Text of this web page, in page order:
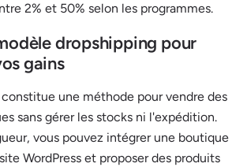
2% et 50% selon les programmes.
dropshipping pour
gains
une méthode pour vendre des
sans gérer les stocks ni l'expédition.
vous pouvez intégrer une boutique
WordPress et proposer des produits